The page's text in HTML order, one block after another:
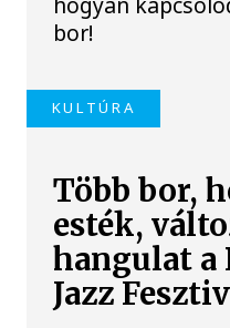
bor!
KULTÚRA
Több bor,
esték,
hangulat a
Jazz